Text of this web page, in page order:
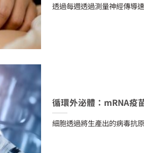
透過每週透過測量神經傳導
循環外泌體：mRNA疫
細胞透過將生產出的病毒抗